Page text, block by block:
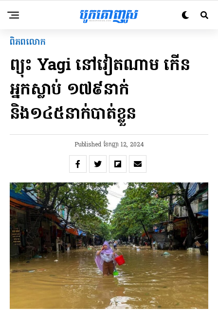
ពិភពលោក
ព្យុះ Yagi នៅវៀតណាម កើន
អ្នកស្លាប់ ១៧៩នាក់
និង១៤៥នាក់បាត់ខ្លួន
Published ខែ​កញ្ញា 12, 2024